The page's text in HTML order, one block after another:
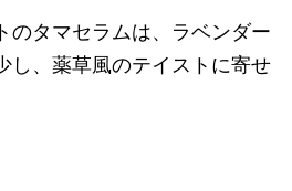
のタマセラムは、ラベンダー
し、薬草風のテイストに寄せ